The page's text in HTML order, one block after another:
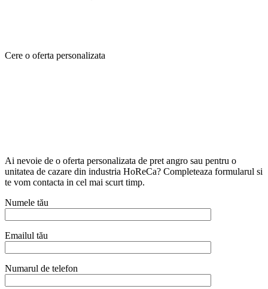
Cere o oferta personalizata
Ai nevoie de o oferta personalizata de pret angro sau pentru o
unitatea de cazare din industria HoReCa? Completeaza formularul si
te vom contacta in cel mai scurt timp.
Numele tău
Emailul tău
Numarul de telefon